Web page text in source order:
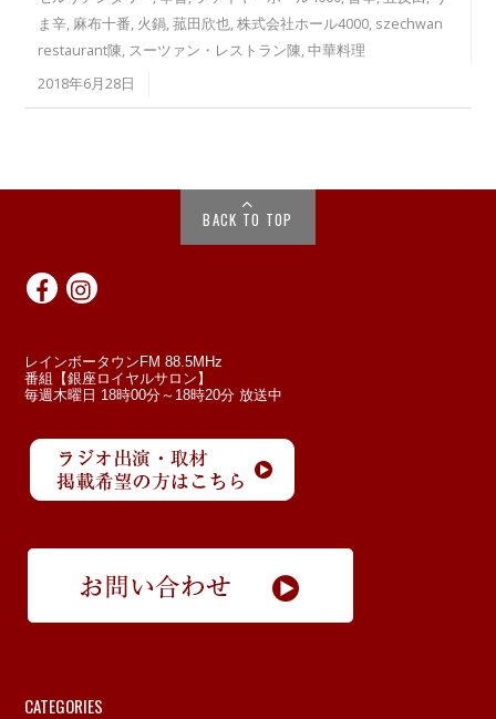
ま辛, 麻布十番, 火鍋,菰田欣也,株式会社ホール4000, szechwan
restaurant陳, スーツァン・レストラン陳,中華料理
2018年6月28日
BACK TO TOP
レインボータウンFM 88.5MHz
番組【銀座ロイヤルサロン】
毎週木曜日 18時00分～18時20分 放送中
CATEGORIES